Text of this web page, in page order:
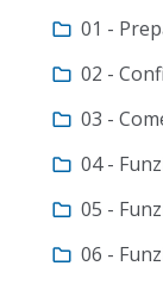
01 -
02 -
03 -
04 -
05 -
06 -